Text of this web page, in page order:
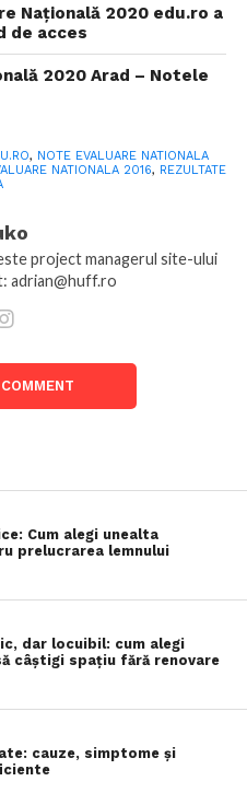
Națională 2020 edu.ro a
de acces
2020 Arad – Notele
, NOTE EVALUARE NATIONALA
NATIONALA 2016, REZULTATE
project managerul site-ului
adrian@huff.ro
Cum alegi unealta
prelucrarea lemnului
dar locuibil: cum alegi
câștigi spațiu fără renovare
cauze, simptome și